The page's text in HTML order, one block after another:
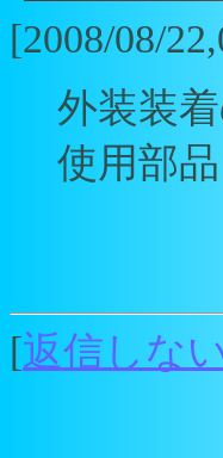
[2008/08/
外装装
使用部
[返信しな